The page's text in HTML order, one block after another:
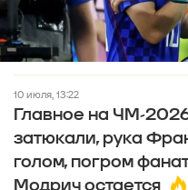
10 июля, 13:22
Главное на ЧМ-
затюкали, рука
голом, погром